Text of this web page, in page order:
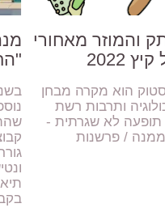
והמוזר מאחורי
הוא מקרה מבחן
ותרבות רשת
תופעה לא שגרתית -
/ פרשנות